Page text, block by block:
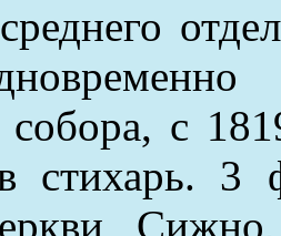
собора, с
стихарь. 3